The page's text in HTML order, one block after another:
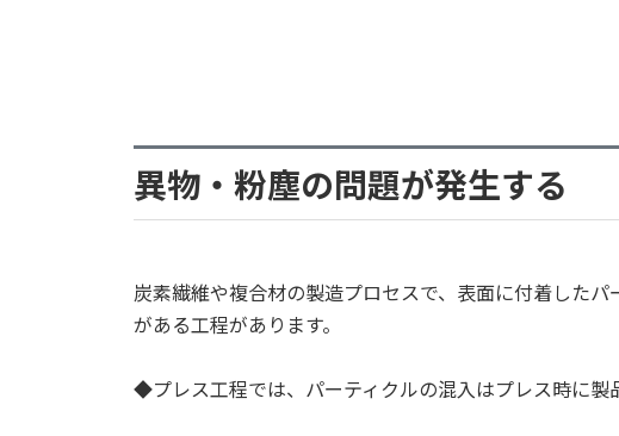
異物・粉塵の問題が発生する
炭素繊維や複合材の製造プロセスで、表面に付着した
がある工程があります。
◆プレス工程では、パーティクルの混入はプレス時に製